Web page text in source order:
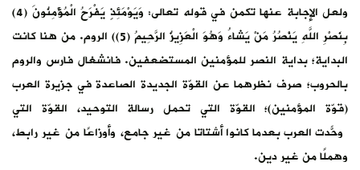
ولعل الإجابة عنها تكمن في قوله تعالى: وَيَوْمَئِذٍ يَفْرَحُ الْمُؤْمِنُونَ (4)
بِنَصْرِ اللَّهِ يَنْصُرُ مَنْ يَشاءُ وَهُوَ الْعَزِيزُ الرَّحِيمُ (5)) الروم. من هنا كانت
البداية؛ بداية النصر للمؤمنين المستضعفين. فانشغال فارس والروم
بالحروب؛ صرف نظرهما عن القوّة الجديدة الصاعدة في جزيرة العرب
(قوّة المؤمنين)؛ القوّة التي تحمل رسالة التوحيد، القوّة التي
وحّدت العرب بعدما كانوا أشتاتًا من غير جامع، وأوزاعًا من غير رابط،
وهملًا من غير دين.